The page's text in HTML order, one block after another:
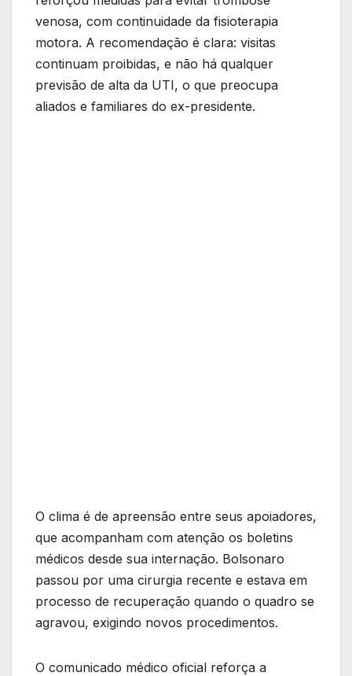
venosa, com continuidade da fisioterapia
motora. A recomendação é clara: visitas
continuam proibidas, e não há qualquer
previsão de alta da UTI, o que preocupa
aliados e familiares do ex-presidente.
O clima é de apreensão entre seus apoiadores,
que acompanham com atenção os boletins
médicos desde sua internação. Bolsonaro
passou por uma cirurgia recente e estava em
processo de recuperação quando o quadro se
agravou, exigindo novos procedimentos.
O comunicado médico oficial reforça a